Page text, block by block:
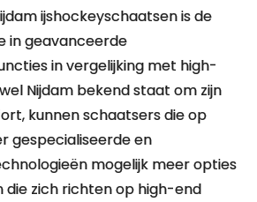
ijshockeyschaatsen is de
in geavanceerde
in vergelijking met high-
Nijdam bekend staat om zijn
kunnen schaatsers die op
gespecialiseerde en
mogelijk meer opties
die zich richten op high-end